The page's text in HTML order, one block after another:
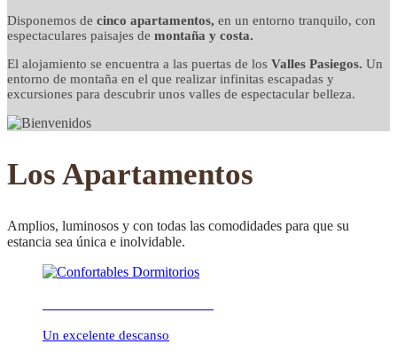
CONFORTABLE
ambientes cálidos y
relajados
Disponemos de cinco apartamentos, en un entorno tranquilo, con
espectaculares paisajes de montaña y costa.
El alojamiento se encuentra a las puertas de los Valles Pasiegos. Un
entorno de montaña en el que realizar infinitas escapadas y
excursiones para descubrir unos valles de espectacular belleza.
Los Apartamentos
Amplios, luminosos y con todas las comodidades para que su
estancia sea única e inolvidable.
Un excelente descanso